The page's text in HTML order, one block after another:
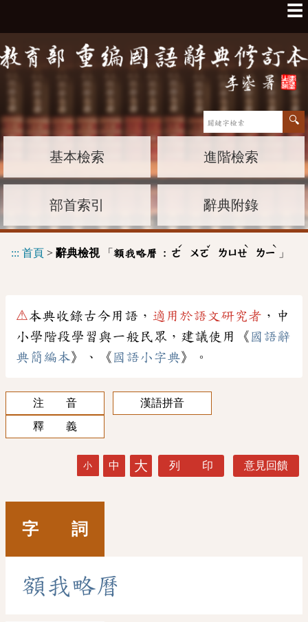
☰
基本檢索 進階檢索
部首索引 辭典附錄
::: 首頁 > 辭典檢視「 額我略曆 : ㄜ
ˊ
ㄨㄛ
ˇ
ㄌㄩㄝ
ˋ
ㄌㄧ
ˋ
」
⚠本典收錄古今用語， 適用於語文研究者 ，中
小學階段學習與一般民眾，建議使用《 國語辭
典簡編本》、《 國語小字典》。
注 音
漢語拼音
釋 義
小 中 大 列 印 意見回饋
字 詞
額我略曆